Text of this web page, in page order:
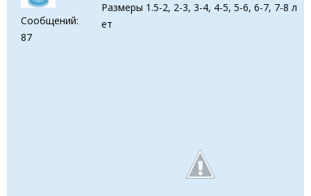
Сообщений:
87
Размеры 1.5-2, 2-3, 3-4, 4-5, 5-6, 6-7, 7-8 л
ет